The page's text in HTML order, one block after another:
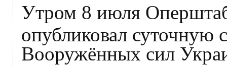
Утром 8 июля
опубликовал суточную
Вооружённых сил